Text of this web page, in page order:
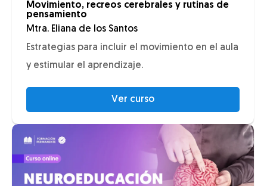
Movimiento, recreos cerebrales y rutinas de
pensamiento
Mtra. Eliana de los Santos
Estrategias para incluir el movimiento en el aula
y estimular el aprendizaje.
Ver curso